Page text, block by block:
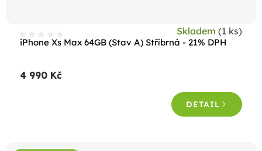
iPhone Xs Max 64GB (Stav A) Stříbrná - 21% DPH
Skladem (1 ks)
4 990 Kč
DETAIL